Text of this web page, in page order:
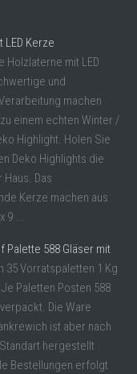
LED Kerze
Holzlaterne mit LED
und
machen
einem echten Winter /
Highlight. Holen Sie
Deko Highlights die
Das
Kerze machen aus
9 ...
Palette 588 Gläser mit
35 Vorratspaletten 1 Kg
Paletten Posten 588
Die Ware
ist aber nach
hergestellt
Bestellungen erfolgt